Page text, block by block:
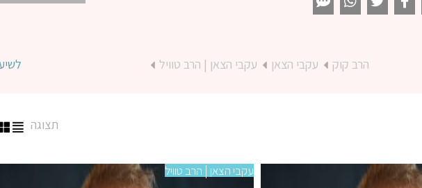
הרב קוק עקבי הצאן עקבי הצאן | הרב טוויל
תצוגה
עקבי הצאן | הרב טוויל